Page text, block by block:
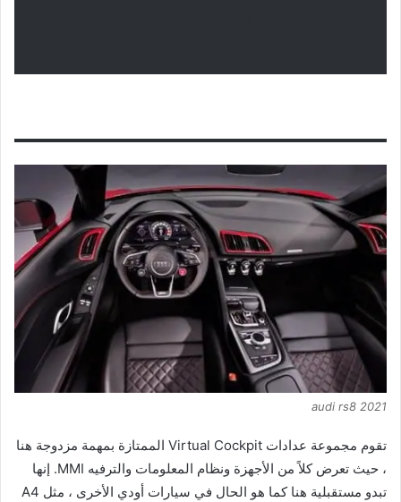
audi rs8 2021
تقوم مجموعة عدادات Virtual Cockpit الممتازة بمهمة مزدوجة هنا
، حيث تعرض كلاً من الأجهزة ونظام المعلومات والترفيه MMI. إنها
تبدو مستقبلية هنا كما هو الحال في سيارات أودي الأخرى ، مثل A4